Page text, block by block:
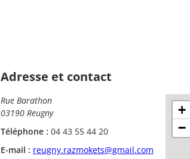
Adresse et contact
Rue Barathon
03190 Reugny
Téléphone : 04 43 55 44 20
E-mail : reugny.razmokets@gmail.com
+
−